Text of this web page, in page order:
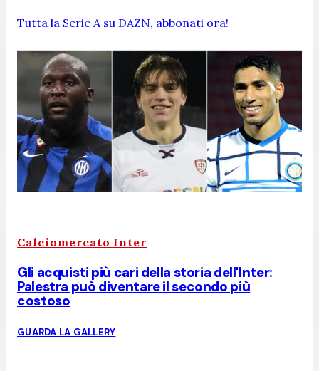
Tutta la Serie A su DAZN, abbonati ora!
Calciomercato Inter
Gli acquisti più cari della storia dell'Inter:
Palestra può diventare il secondo più
costoso
GUARDA LA GALLERY